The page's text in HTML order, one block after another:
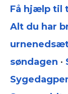
Få hjælp til
Alt du har
søndagen •